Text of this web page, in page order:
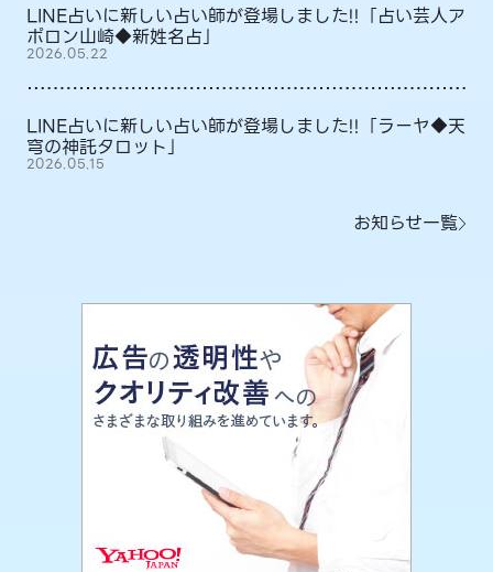
LINE占いに新しい占い師が登場しました!!「占い芸人ア
ポロン山崎◆新姓名占」
2026.05.22
LINE占いに新しい占い師が登場しました!!「ラーヤ◆天
穹の神託タロット」
2026.05.15
お知らせ一覧